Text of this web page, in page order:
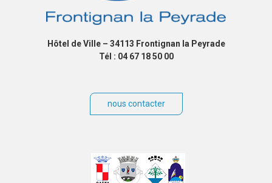
Hôtel de Ville – 34113 Frontignan la Peyrade
Tél : 04 67 18 50 00
nous contacter